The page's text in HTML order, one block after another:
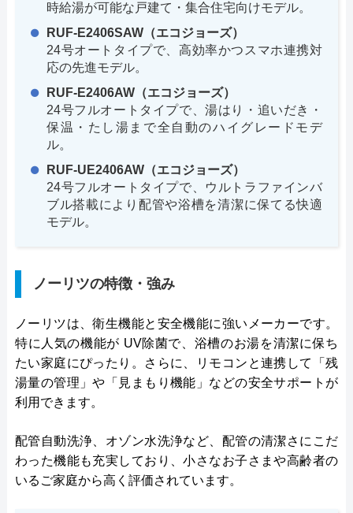
時給湯が可能な戸建て・集合住宅向けモデル。
RUF-E2406SAW（エコジョーズ）
24号オートタイプで、高効率かつスマホ連携対
応の先進モデル。
RUF-E2406AW（エコジョーズ）
24号フルオートタイプで、湯はり・追いだき・
保温・たし湯まで全自動のハイグレードモデ
ル。
RUF-UE2406AW（エコジョーズ）
24号フルオートタイプで、ウルトラファインバ
ブル搭載により配管や浴槽を清潔に保てる快適
モデル。
ノーリツの特徴・強み
ノーリツは、衛生機能と安全機能に強いメーカーです。
特に人気の機能が UV除菌で、浴槽のお湯を清潔に保ち
たい家庭にぴったり。さらに、リモコンと連携して「残
湯量の管理」や「見まもり機能」などの安全サポートが
利用できます。
配管自動洗浄、オゾン水洗浄など、配管の清潔さにこだ
わった機能も充実しており、小さなお子さまや高齢者の
いるご家庭から高く評価されています。